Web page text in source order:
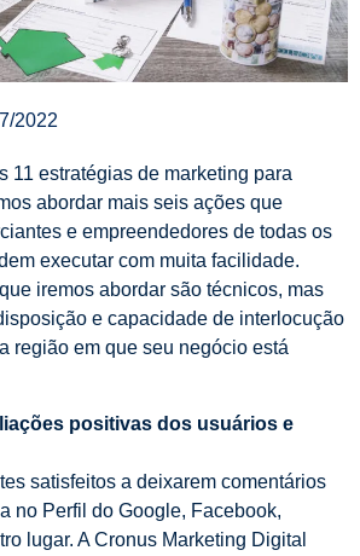
2022
11 estratégias de marketing para
abordar mais seis ações que
e empreendedores de todas os
executar com muita facilidade.
iremos abordar são técnicos, mas
e capacidade de interlocução
região em que seu negócio está
positivas dos usuários e
satisfeitos a deixarem comentários
no Perfil do Google, Facebook,
lugar. A Cronus Marketing Digital